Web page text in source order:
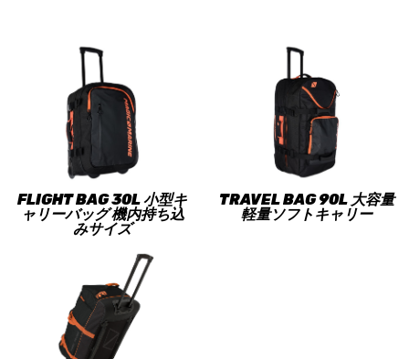
FLIGHT BAG 30L 小型キ
ャリーバッグ 機内持ち込
みサイズ
TRAVEL BAG 90L 大容量
軽量ソフトキャリー